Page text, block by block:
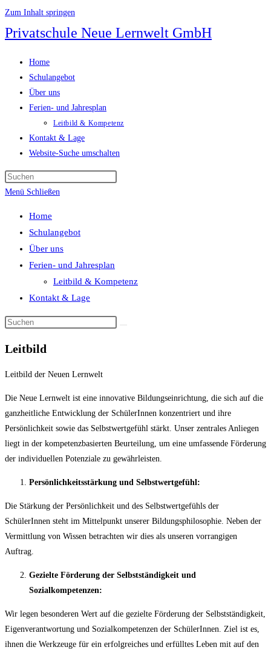
Zum Inhalt springen
Privatschule Neue Lernwelt GmbH
Home
Schulangebot
Über uns
Ferien- und Jahresplan
Leitbild & Kompetenz
Kontakt & Lage
Website-Suche umschalten
Menü Schließen
Home
Schulangebot
Über uns
Ferien- und Jahresplan
Leitbild & Kompetenz
Kontakt & Lage
Leitbild
Leitbild der Neuen Lernwelt
Die Neue Lernwelt ist eine innovative Bildungseinrichtung, die sich auf die
ganzheitliche Entwicklung der SchülerInnen konzentriert und ihre
Persönlichkeit sowie das Selbstwertgefühl stärkt. Unser zentrales Anliegen
liegt in der kompetenzbasierten Beurteilung, um eine umfassende Förderung
der individuellen Potenziale zu gewährleisten.
Persönlichkeitsstärkung und Selbstwertgefühl:
Die Stärkung der Persönlichkeit und des Selbstwertgefühls der
SchülerInnen steht im Mittelpunkt unserer Bildungsphilosophie. Neben der
Vermittlung von Wissen betrachten wir dies als unseren vorrangigen
Auftrag.
Gezielte Förderung der Selbstständigkeit und
Sozialkompetenzen:
Wir legen besonderen Wert auf die gezielte Förderung der Selbstständigkeit,
Eigenverantwortung und Sozialkompetenzen der SchülerInnen. Ziel ist es,
ihnen die Werkzeuge für ein erfolgreiches und erfülltes Leben mit auf den